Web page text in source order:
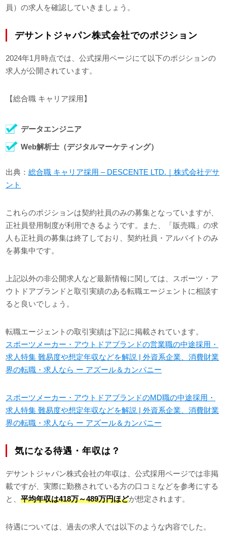
員）の求人を確認していきましょう。
デサントジャパン株式会社でのポジション
2024年1月時点では、公式採用ページにて以下のポジションの
求人が公開されています。
【総合職 キャリア採用】
データエンジニア
Web解析士（デジタルマーケティング）
出典：総合職 キャリア採用 – DESCENTE LTD.｜株式会社デサ
ント
これらのポジションは契約社員のみの募集となっていますが、
正社員登用制度が利用できるようです。また、「販売職」の求
人も正社員の募集は終了しており、契約社員・アルバイトのみ
を募集中です。
上記以外の非公開求人など最新情報に関しては、スポーツ・ア
ウトドアブランドと取引実績のある転職エージェントに相談す
ると良いでしょう。
転職エージェントの取引実績は下記に掲載されています。
スポーツメーカー・アウトドアブランドの営業職の中途採用・
求人特集 難易度や想定年収などを解説 | 外資系企業、消費財業
界の転職・求人なら ー アズール＆カンパニー
スポーツメーカー・アウトドアブランドのMD職の中途採用・
求人特集 難易度や想定年収などを解説 | 外資系企業、消費財業
界の転職・求人なら ー アズール＆カンパニー
気になる待遇・年収は？
デサントジャパン株式会社の年収は、公式採用ページでは非掲
載ですが、実際に勤務されている方の口コミなどを参考にする
と、平均年収は418万～489万円ほどが想定されます。
待遇については、過去の求人では以下のような内容でした。